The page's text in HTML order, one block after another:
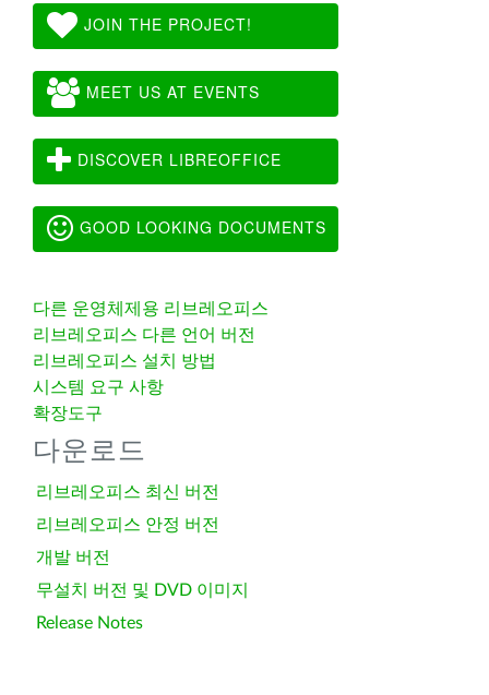
JOIN THE PROJECT!
MEET US AT EVENTS
DISCOVER LIBREOFFICE
GOOD LOOKING DOCUMENTS
다른 운영체제용 리브레오피스
리브레오피스 다른 언어 버전
리브레오피스 설치 방법
시스템 요구 사항
확장도구
다운로드
리브레오피스 최신 버전
리브레오피스 안정 버전
개발 버전
무설치 버전 및 DVD 이미지
Release Notes